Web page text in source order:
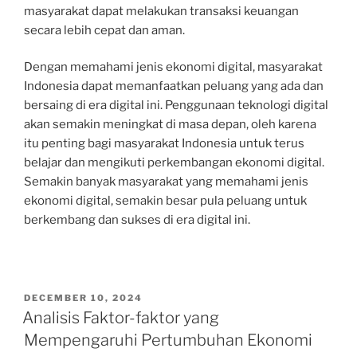
masyarakat dapat melakukan transaksi keuangan
secara lebih cepat dan aman.
Dengan memahami jenis ekonomi digital, masyarakat
Indonesia dapat memanfaatkan peluang yang ada dan
bersaing di era digital ini. Penggunaan teknologi digital
akan semakin meningkat di masa depan, oleh karena
itu penting bagi masyarakat Indonesia untuk terus
belajar dan mengikuti perkembangan ekonomi digital.
Semakin banyak masyarakat yang memahami jenis
ekonomi digital, semakin besar pula peluang untuk
berkembang dan sukses di era digital ini.
POSTED
ON
DECEMBER 10, 2024
Analisis Faktor-faktor yang
Mempengaruhi Pertumbuhan Ekonomi